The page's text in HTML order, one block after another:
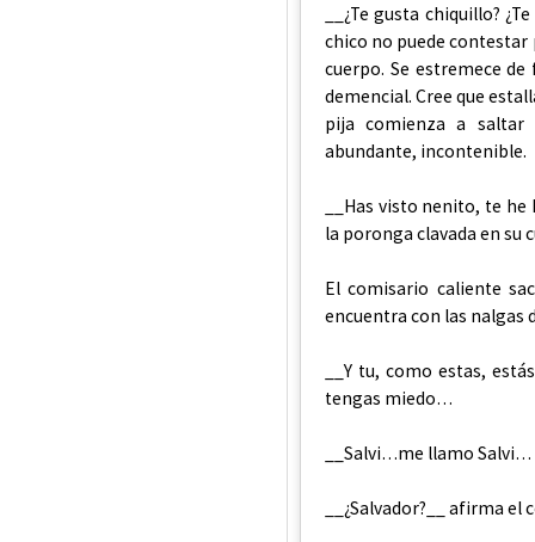
__¿Te gusta chiquillo?
chico no puede
cuerpo. Se estremece
demencial. Cree que
pija comienza a saltar
abundante, incontenible.
__Has visto nenito, te
la poronga clavada en su
El comisario caliente
encuentra con las nalgas
__Y tu, como estas,
tengas miedo…
__Salvi…me llamo Salvi…
__¿Salvador?__ afirma el